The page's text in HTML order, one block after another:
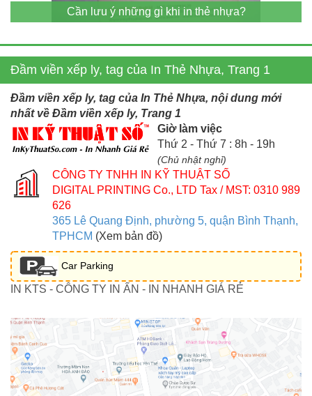
Cần lưu ý những gì khi in thẻ nhựa?
Đầm viền xếp ly, tag của In Thẻ Nhựa, Trang 1
Đầm viền xếp ly, tag của In Thẻ Nhựa, nội dung mới
nhất về Đầm viền xếp ly, Trang 1
Giờ làm việc
Thứ 2 - Thứ 7 : 8h - 19h
(Chủ nhật nghỉ)
CÔNG TY TNHH IN KỸ THUẬT SỐ
DIGITAL PRINTING Co., LTD Tax / MST: 0310 989
626
365 Lê Quang Định, phường 5, quận Bình Thạnh,
TPHCM (Xem bản đồ)
Car Parking
IN KTS - CÔNG TY IN ẤN - IN NHANH GIÁ RẺ